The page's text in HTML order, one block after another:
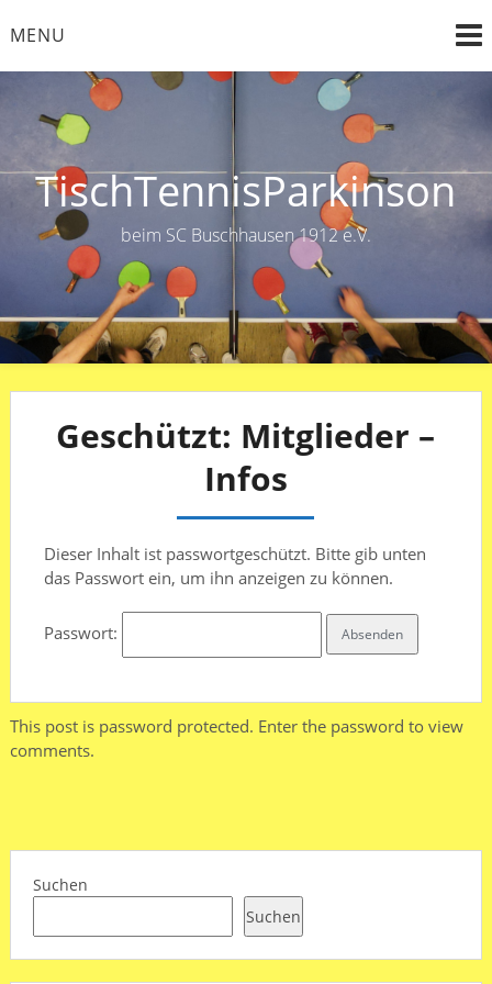
toMENU
TischTennisParkinson
beim SC Buschhausen 1912 e.V.
Geschützt: Mitglieder –
Infos
Dieser Inhalt ist passwortgeschützt. Bitte gib unten
das Passwort ein, um ihn anzeigen zu können.
Passwort:
This post is password protected. Enter the password to view
comments.
Suchen
Suchen